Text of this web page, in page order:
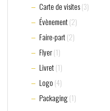
Carte de visites(3)
Évènement(2)
Faire-part(2)
Flyer(1)
Livret(1)
Logo (4)
Packaging(1)